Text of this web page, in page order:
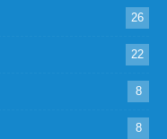
26
22
8
8